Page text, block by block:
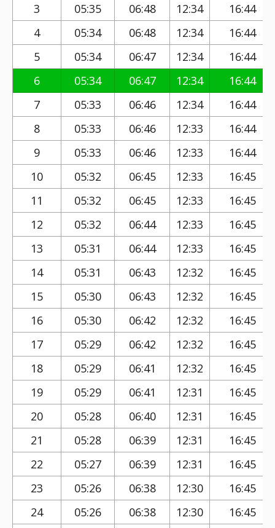
3
05:35 06:48 12:34
16:44
4
05:34 06:48 12:34
16:44
5
05:34 06:47 12:34
16:44
6
05:34 06:47 12:34
16:44
7
05:33 06:46 12:34
16:44
8
05:33 06:46 12:33
16:44
9
05:33 06:46 12:33
16:44
10
05:32 06:45 12:33
16:45
11
05:32 06:45 12:33
16:45
12
05:32 06:44 12:33
16:45
13
05:31 06:44 12:33
16:45
14
05:31 06:43 12:32
16:45
15
05:30 06:43 12:32
16:45
16
05:30 06:42 12:32
16:45
17
05:29 06:42 12:32
16:45
18
05:29 06:41 12:32
16:45
19
05:29 06:41 12:31
16:45
20
05:28 06:40 12:31
16:45
21
05:28 06:39 12:31
16:45
22
05:27 06:39 12:31
16:45
23
05:26 06:38 12:30
16:45
24
05:26 06:38 12:30 16:45